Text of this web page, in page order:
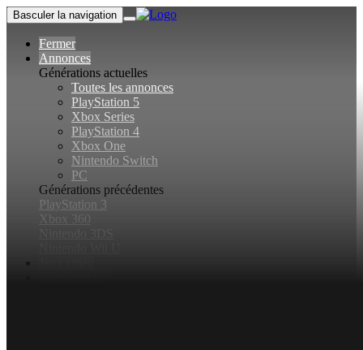
Basculer la navigation
Fermer
Annonces
Générations actuelles
Toutes les annonces
PlayStation 5
Xbox Series
PlayStation 4
Xbox One
Nintendo Switch
PC
Générations précédentes
PlayStation 3
Xbox 360